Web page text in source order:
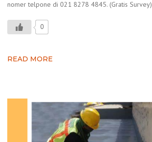
nomer telpone di 021 8278 4845. (Gratis Survey)
0
READ MORE